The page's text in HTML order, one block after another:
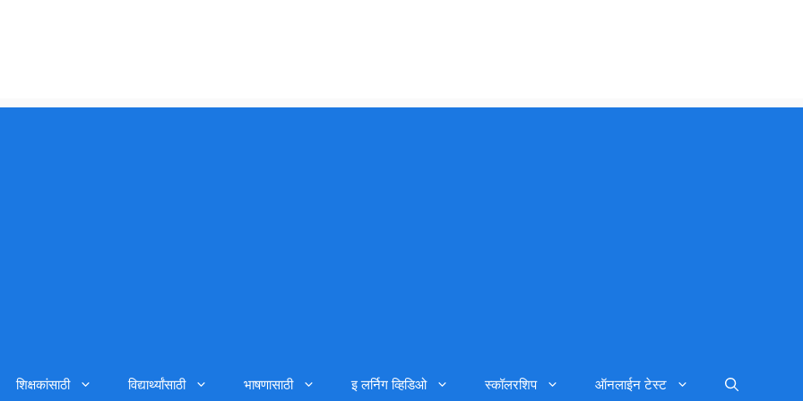
शिक्षकांसाठी विद्यार्थ्यांसाठी भाषणासाठी इ लर्निग व्हिडिओ स्कॉलरशिप ऑनलाईन टेस्ट